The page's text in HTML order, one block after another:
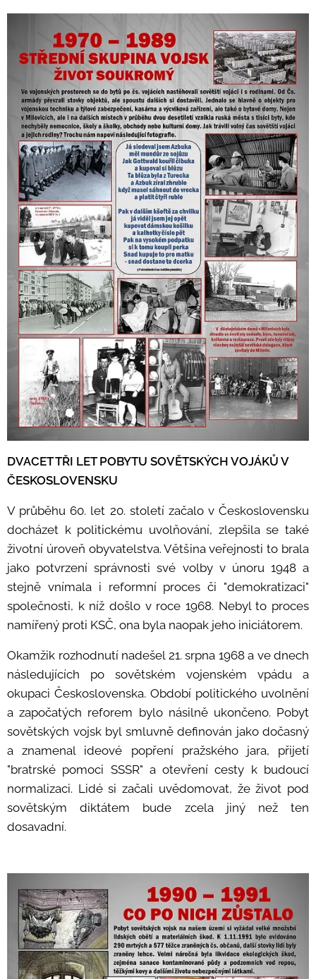
DVACET TŘI LET POBYTU SOVĚTSKÝCH VOJÁKŮ V
ČESKOSLOVENSKU
V průběhu 60. let 20. století začalo v Československu
docházet k politickému uvolňování, zlepšila se také
životní úroveň obyvatelstva. Většina veřejnosti to brala
jako potvrzení správnosti své volby v únoru 1948 a
stejně vnímala i reformní proces či "demokratizaci"
společnosti, k níž došlo v roce 1968. Nebyl to proces
namířený proti KSČ, ona byla naopak jeho iniciátorem.
Okamžik rozhodnutí nadešel 21. srpna 1968 a ve dnech
následujících po sovětském vojenském vpádu a
okupaci Československa. Období politického uvolnění
a započatých reforem bylo násilně ukončeno. Pobyt
sovětských vojsk byl smluvně definován jako dočasný
a znamenal ideové popření pražského jara, přijetí
"bratrské pomoci SSSR" a otevření cesty k budoucí
normalizaci. Lidé si začali uvědomovat, že život pod
sovětským diktátem bude zcela jiný než ten
dosavadní.